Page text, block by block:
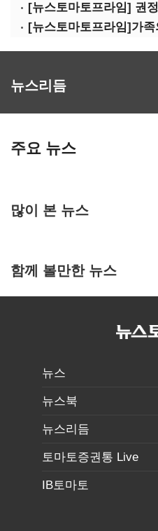
[뉴스토마토프라임] 권
[뉴스토마토프라임]가족
뉴스리듬
주요 뉴스
많이 본 뉴스
함께 볼만한 뉴스
뉴스
뉴스북
뉴스리듬
토마토증권통 Live
IB토마토